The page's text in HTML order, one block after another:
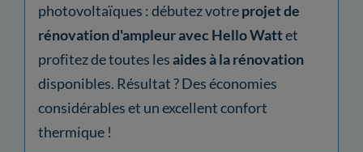
photovoltaïques : débutez votreprojet de
rénovation d'ampleur avec Hello Wattet
profitez de toutes lesaides à la rénovation
disponibles. Résultat ? Des économies
considérables et un excellent confort
thermique !